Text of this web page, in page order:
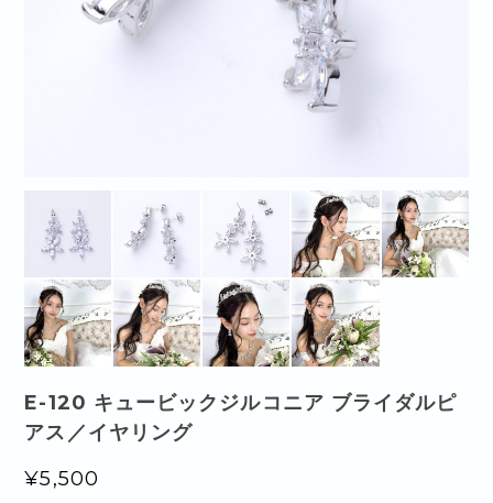
E-120 キュービックジルコニア ブライダルピ
アス／イヤリング
¥5,500